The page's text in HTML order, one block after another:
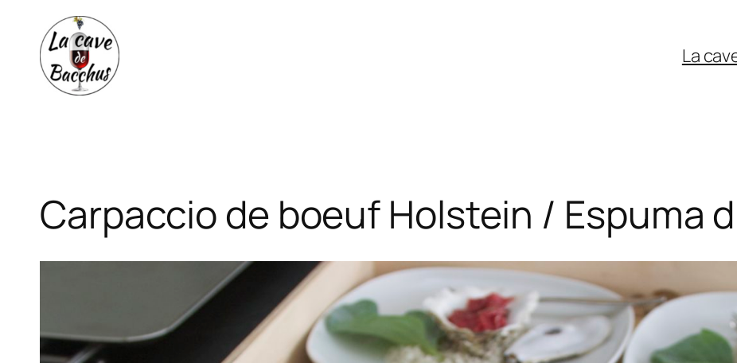
contenu
La
Carpaccio de boeuf Holstein / Espuma